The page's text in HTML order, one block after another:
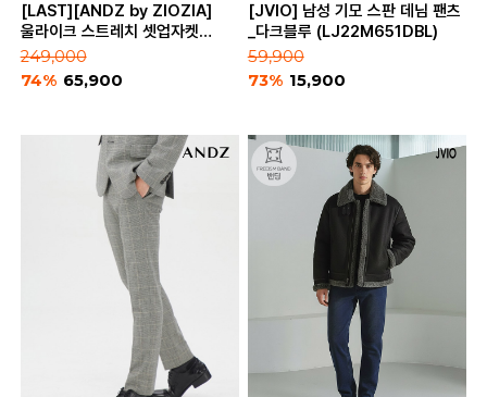
[LAST][ANDZ by ZIOZIA]
울라이크 스트레치 셋업자켓
(BZA3KG1152)
249,000
74% 65,900
[JVIO] 남성 기모 스판 데님 팬츠
_다크블루 (LJ22M651DBL)
59,900
73% 15,900